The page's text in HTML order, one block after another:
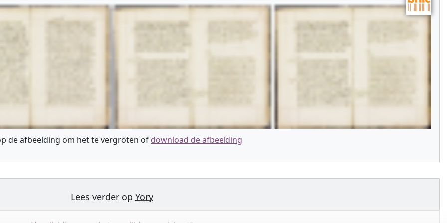
de afbeelding om het te vergroten of download de afbeelding
Lees verder op Yory